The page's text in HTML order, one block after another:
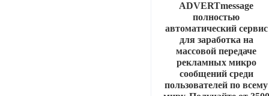
ADVERTmessage
полностью
автоматический сервис
для заработка на
массовой передаче
рекламных микро
сообщений среди
пользователей по всему